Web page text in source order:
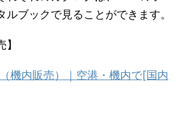
ルブックで見ることができます。
機内販売）｜空港・機内で[国内